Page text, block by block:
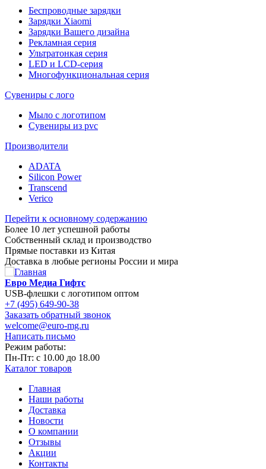
Беспроводные зарядки
Зарядки Xiaomi
Зарядки Вашего дизайна
Рекламная серия
Ультратонкая серия
LED и LCD-серия
Многофункциональная серия
Сувениры с лого
Мыло с логотипом
Сувениры из pvc
Производители
ADATA
Silicon Power
Transcend
Verico
Перейти к основному содержанию
Более 10 лет успешной работы
Собственный склад и производство
Прямые поставки из Китая
Доставка в любые регионы России и мира
Евро Медиа Гифтс
USB-флешки с логотипом оптом
+7 (495) 649-90-38
Заказать обратный звонок
welcome@euro-mg.ru
Написать письмо
Режим работы:
Пн-Пт: с 10.00 до 18.00
Каталог товаров
Главная
Наши работы
Доставка
Новости
О компании
Отзывы
Акции
Контакты